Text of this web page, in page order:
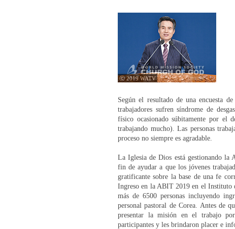
ⓒ 2019 WATV
Según el resultado de una encuesta
trabajadores sufren síndrome de
físico ocasionado súbitamente por el
trabajando mucho). Las personas
proceso no siempre es agradable.
La Iglesia de Dios está gestionando la
fin de ayudar a que los jóvenes
gratificante sobre la base de una fe
Ingreso en la ABIT 2019 en el Instituto
más de 6500 personas incluyendo
personal pastoral de Corea. Antes de
presentar la misión en el trabajo
participantes y les brindaron placer e